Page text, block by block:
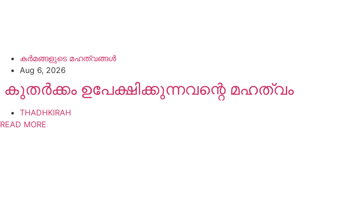
കർമങ്ങളുടെ മഹത്വങ്ങൾ
Aug 6, 2026
കുതർക്കം ഉപേക്ഷിക്കുന്നവന്റെ മഹത്വം
THADHKIRAH
READ MORE